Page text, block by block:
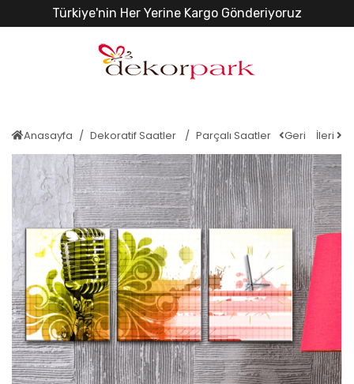
Türkiye'nin Her Yerine Kargo Gönderiyoruz
Anasayfa Dekoratif Saatler Parçalı Saatler Geri İleri